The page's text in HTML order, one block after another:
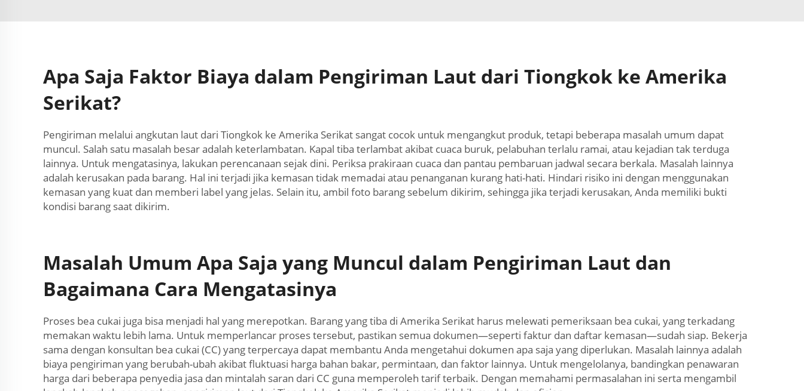
Apa Saja Faktor Biaya dalam Pengiriman Laut dari Tiongkok ke Amerika
Serikat?
Pengiriman melalui angkutan laut dari Tiongkok ke Amerika Serikat sangat cocok untuk mengangkut produk, tetapi beberapa masalah umum dapat
muncul. Salah satu masalah besar adalah keterlambatan. Kapal tiba terlambat akibat cuaca buruk, pelabuhan terlalu ramai, atau kejadian tak terduga
lainnya. Untuk mengatasinya, lakukan perencanaan sejak dini. Periksa prakiraan cuaca dan pantau pembaruan jadwal secara berkala. Masalah lainnya
adalah kerusakan pada barang. Hal ini terjadi jika kemasan tidak memadai atau penanganan kurang hati-hati. Hindari risiko ini dengan menggunakan
kemasan yang kuat dan memberi label yang jelas. Selain itu, ambil foto barang sebelum dikirim, sehingga jika terjadi kerusakan, Anda memiliki bukti
kondisi barang saat dikirim.
Masalah Umum Apa Saja yang Muncul dalam Pengiriman Laut dan
Bagaimana Cara Mengatasinya
Proses bea cukai juga bisa menjadi hal yang merepotkan. Barang yang tiba di Amerika Serikat harus melewati pemeriksaan bea cukai, yang terkadang
memakan waktu lebih lama. Untuk memperlancar proses tersebut, pastikan semua dokumen—seperti faktur dan daftar kemasan—sudah siap. Bekerja
sama dengan konsultan bea cukai (CC) yang terpercaya dapat membantu Anda mengetahui dokumen apa saja yang diperlukan. Masalah lainnya adalah
biaya pengiriman yang berubah-ubah akibat fluktuasi harga bahan bakar, permintaan, dan faktor lainnya. Untuk mengelolanya, bandingkan penawaran
harga dari beberapa penyedia jasa dan mintalah saran dari CC guna memperoleh tarif terbaik. Dengan memahami permasalahan ini serta mengambil